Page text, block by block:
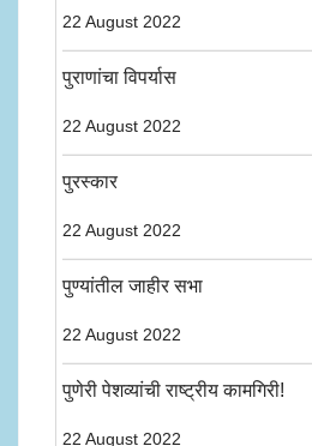
22 August 2022
पुराणांचा विपर्यास
22 August 2022
पुरस्कार
22 August 2022
पुण्यांतील जाहीर सभा
22 August 2022
पुणेरी पेशव्यांची राष्ट्रीय कामगिरी!
22 August 2022